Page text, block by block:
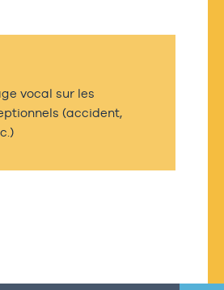
vocal sur les
(accident,